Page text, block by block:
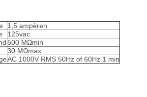
1,5 ampèren
125vac
500 MΩmin
30 MΩmax
AC 1000V RMS 50Hz of 60Hz 1 min